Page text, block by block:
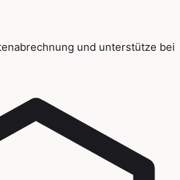
und unterstütze bei